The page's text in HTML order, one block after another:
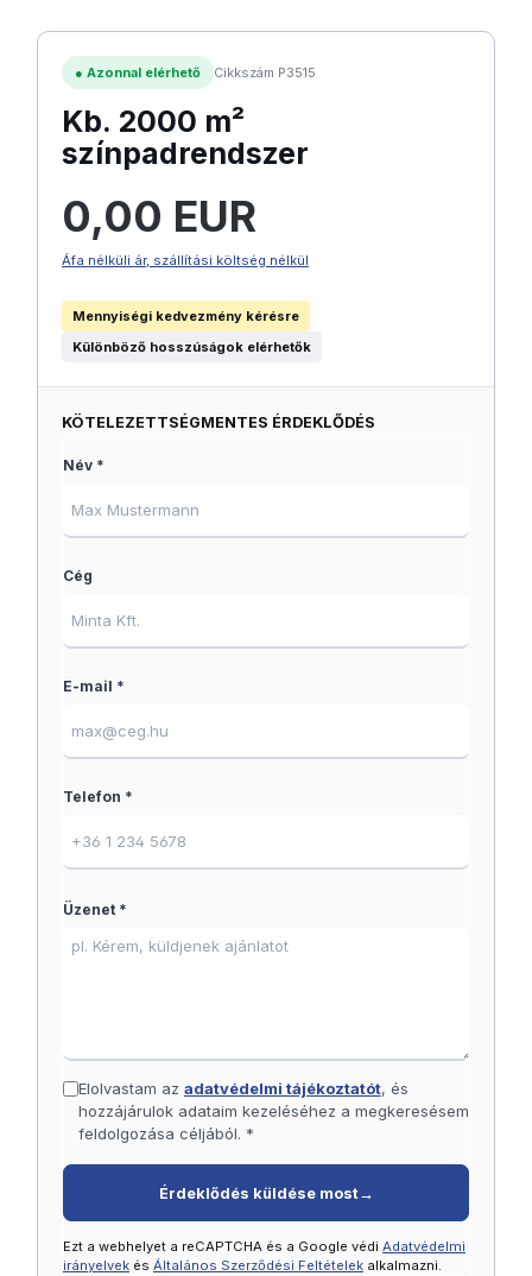
● Azonnal elérhető Cikkszám P3515
Kb. 2000 m²
színpadrendszer
0,00 EUR
Áfa nélküli ár, szállítási költség nélkül
Mennyiségi kedvezmény kérésre
Különböző hosszúságok elérhetők
KÖTELEZETTSÉGMENTES ÉRDEKLŐDÉS
Név *
Cég
E-mail *
Telefon *
Üzenet *
Elolvastam az adatvédelmi tájékoztatót, és
hozzájárulok adataim kezeléséhez a megkeresésem
feldolgozása céljából. *
Érdeklődés küldése most→
Ezt a webhelyet a reCAPTCHA és a Google védi Adatvédelmi
irányelvek és Általános Szerződési Feltételek alkalmazni.